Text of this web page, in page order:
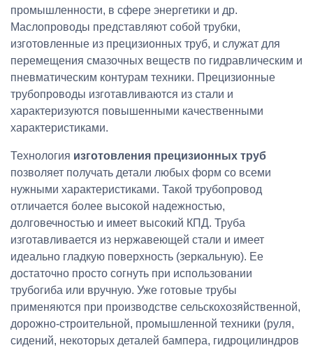
промышленности, в сфере энергетики и др.
Маслопроводы представляют собой трубки,
изготовленные из прецизионных труб, и служат для
перемещения смазочных веществ по гидравлическим и
пневматическим контурам техники. Прецизионные
трубопроводы изготавливаются из стали и
характеризуются повышенными качественными
характеристиками.
Технология изготовления прецизионных труб
позволяет получать детали любых форм со всеми
нужными характеристиками. Такой трубопровод
отличается более высокой надежностью,
долговечностью и имеет высокий КПД. Труба
изготавливается из нержавеющей стали и имеет
идеально гладкую поверхность (зеркальную). Ее
достаточно просто согнуть при использовании
трубогиба или вручную. Уже готовые трубы
применяются при производстве сельскохозяйственной,
дорожно-строительной, промышленной техники (руля,
сидений, некоторых деталей бампера, гидроцилиндров